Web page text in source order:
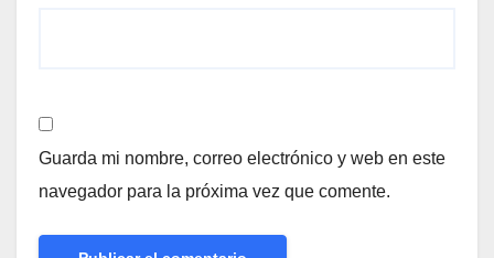
Guarda mi nombre, correo electrónico y web en este
navegador para la próxima vez que comente.